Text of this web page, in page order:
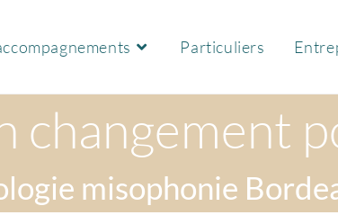
Particuliers
changement
misophonie